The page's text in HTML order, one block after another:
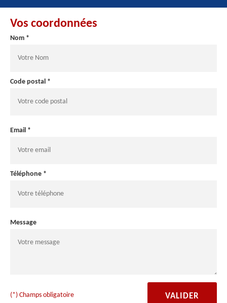
Vos coordonnées
Nom *
Code postal *
Email *
Téléphone *
Message
(*) Champs obligatoire